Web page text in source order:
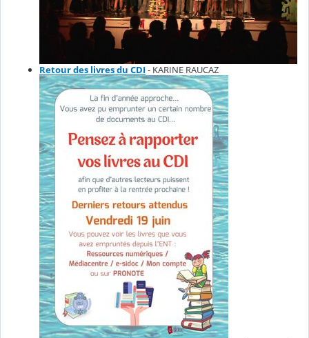
Retour des livres du CDI- KARINE RAUCAZ